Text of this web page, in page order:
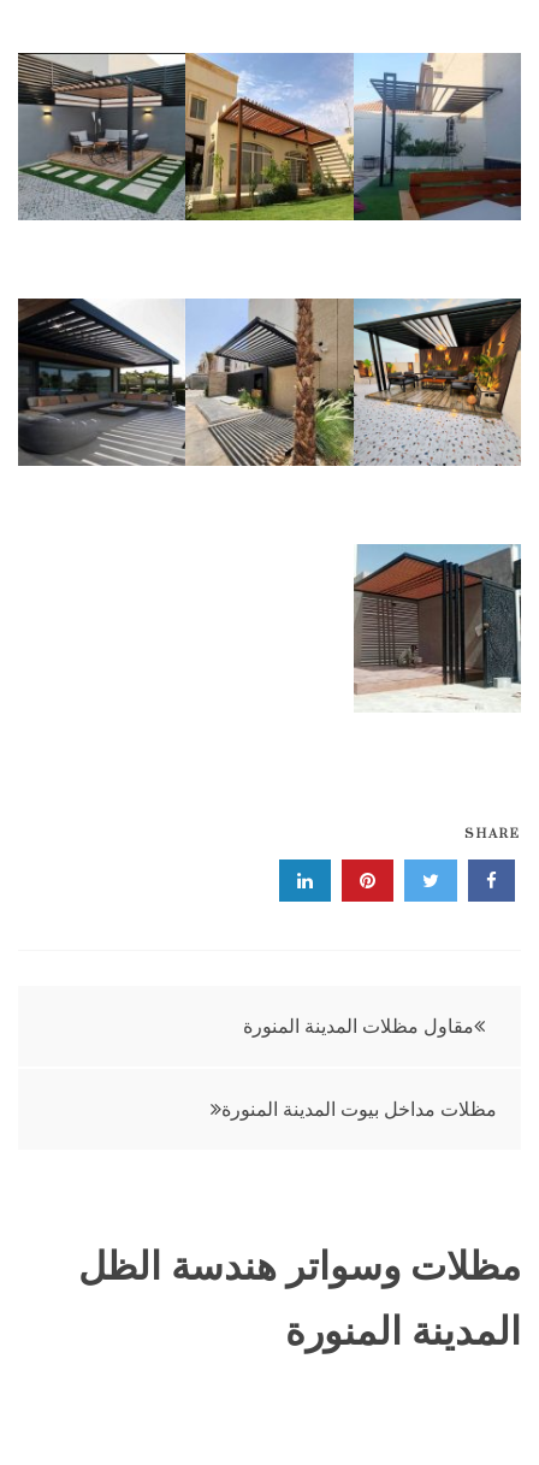
SHARE
تصفّح
مقاول مظلات المدينة المنورة
مظلات مداخل بيوت المدينة المنورة
مظلات وسواتر هندسة الظل
المدينة المنورة